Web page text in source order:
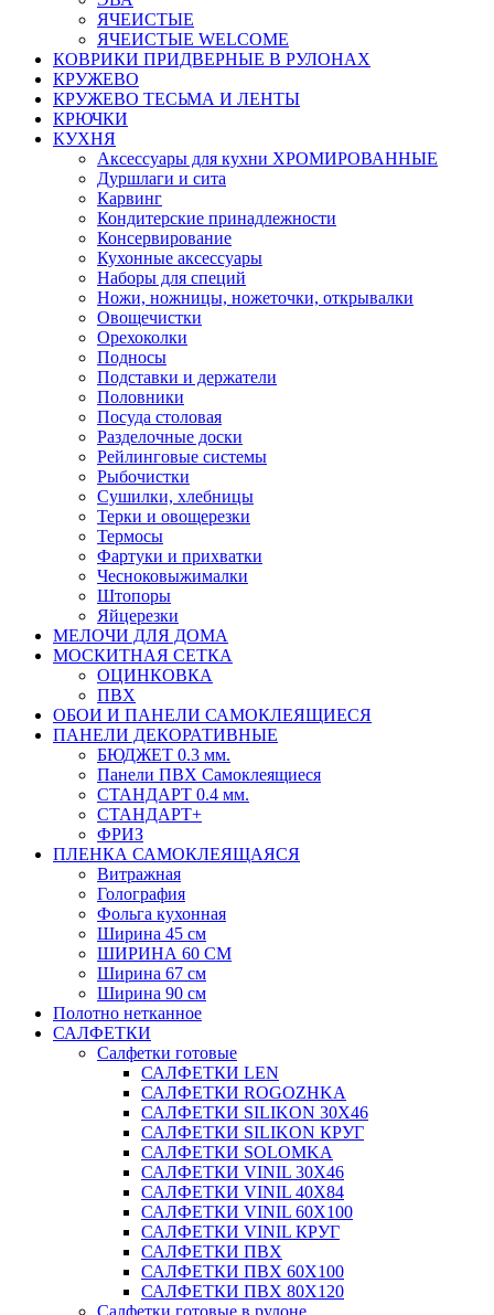
ЯЧЕИСТЫЕ
ЯЧЕИСТЫЕ WELCOME
КОВРИКИ ПРИДВЕРНЫЕ В РУЛОНАХ
КРУЖЕВО
КРУЖЕВО ТЕСЬМА И ЛЕНТЫ
КРЮЧКИ
КУХНЯ
Аксессуары для кухни ХРОМИРОВАННЫЕ
Дуршлаги и сита
Карвинг
Кондитерские принадлежности
Консервирование
Кухонные аксессуары
Наборы для специй
Ножи, ножницы, ножеточки, открывалки
Овощечистки
Орехоколки
Подносы
Подставки и держатели
Половники
Посуда столовая
Разделочные доски
Рейлинговые системы
Рыбочистки
Сушилки, хлебницы
Терки и овощерезки
Термосы
Фартуки и прихватки
Чесноковыжималки
Штопоры
Яйцерезки
МЕЛОЧИ ДЛЯ ДОМА
МОСКИТНАЯ СЕТКА
ОЦИНКОВКА
ПВХ
ОБОИ И ПАНЕЛИ САМОКЛЕЯЩИЕСЯ
ПАНЕЛИ ДЕКОРАТИВНЫЕ
БЮДЖЕТ 0.3 мм.
Панели ПВХ Самоклеящиеся
СТАНДАРТ 0.4 мм.
СТАНДАРТ+
ФРИЗ
ПЛЕНКА САМОКЛЕЯЩАЯСЯ
Витражная
Голография
Фольга кухонная
Ширина 45 см
ШИРИНА 60 СМ
Ширина 67 см
Ширина 90 см
Полотно нетканное
САЛФЕТКИ
Салфетки готовые
САЛФЕТКИ LEN
САЛФЕТКИ ROGOZHKA
САЛФЕТКИ SILIKON 30Х46
САЛФЕТКИ SILIKON КРУГ
САЛФЕТКИ SOLOMKA
САЛФЕТКИ VINIL 30Х46
САЛФЕТКИ VINIL 40Х84
САЛФЕТКИ VINIL 60Х100
САЛФЕТКИ VINIL КРУГ
САЛФЕТКИ ПВХ
САЛФЕТКИ ПВХ 60Х100
САЛФЕТКИ ПВХ 80Х120
Салфетки готовые в рулоне